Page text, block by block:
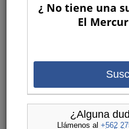
¿ No tiene una
El
¿Alguna
Llámenos al +562